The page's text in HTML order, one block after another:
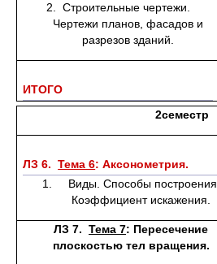
2. Строительные чертежи.
Чертежи планов, фасадов и
разрезов зданий.
ИТОГО
2семестр
ЛЗ 6.Тема 6: Аксонометрия.
1. Виды. Способы построения.
Коэффициент искажения.
ЛЗ 7. Тема 7: Пересечение
плоскостью тел вращения.